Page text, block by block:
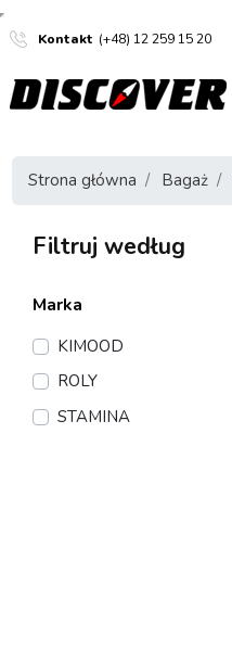
Kontakt (+48) 12 259 15 20
Strona główna Bagaż
Filtruj według
Marka
KIMOOD
ROLY
STAMINA